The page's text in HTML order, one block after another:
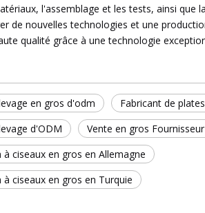
l'assemblage et les tests, ainsi que
de nouvelles technologies et une
qualité grâce à une technologie
en gros d'odm
Fabricant de
d'ODM
Vente en gros
ciseaux en gros en Allemagne
ciseaux en gros en Turquie